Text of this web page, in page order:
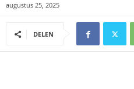
augustus 25, 2025
DELEN